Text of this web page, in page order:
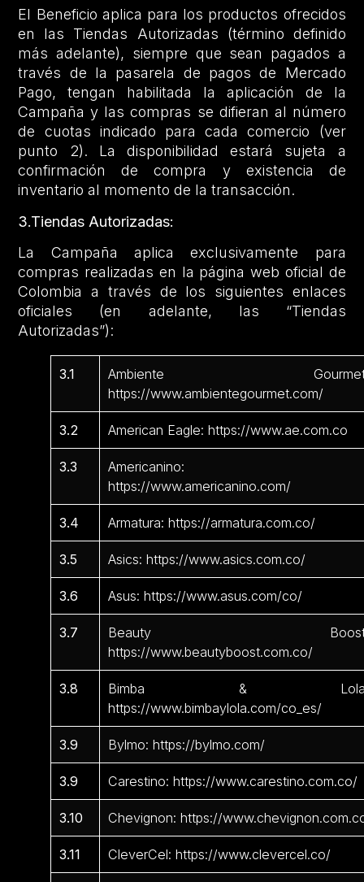
El Beneficio aplica para los productos ofrecidos
en las Tiendas Autorizadas (término definido
más adelante), siempre que sean pagados a
través de la pasarela de pagos de Mercado
Pago, tengan habilitada la aplicación de la
Campaña y las compras se difieran al número
de cuotas indicado para cada comercio (ver
punto 2). La disponibilidad estará sujeta a
confirmación de compra y existencia de
inventario al momento de la transacción.
3.Tiendas Autorizadas:
La Campaña aplica exclusivamente para
compras realizadas en la página web oficial de
Colombia a través de los siguientes enlaces
oficiales (en adelante, las “Tiendas
Autorizadas”):
3.1
Ambiente
https://www.ambientegourmet.com/
3.2 American Eagle: https://www.ae.com.co
3.3
Americanino:
https://www.americanino.com/
3.4 Armatura: https://armatura.com.co/
3.5 Asics: https://www.asics.com.co/
3.6 Asus: https://www.asus.com/co/
3.7
Beauty
https://www.beautyboost.com.co/
3.8
Bimba &
https://www.bimbaylola.com/co_es/
3.9 Bylmo: https://bylmo.com/
3.9 Carestino: https://www.carestino.com.co/
3.10 Chevignon: https://
3.11 CleverCel: https://www.clevercel.co/